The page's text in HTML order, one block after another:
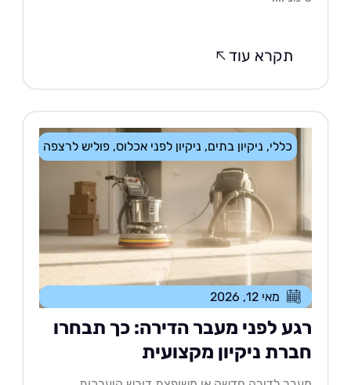
תקרא עוד
ניקיון בתים,ניקיון לפני אכלוס,פוליש לרצפה
מאי 12, 2026
לפני מעבר הדירה: כך תבחרו
ניקיון מקצועית